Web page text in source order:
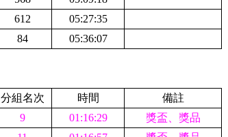
612
05:27:35
84 05:36:07
分組名次 時間
備註
9 01:16:29
獎盃、獎品